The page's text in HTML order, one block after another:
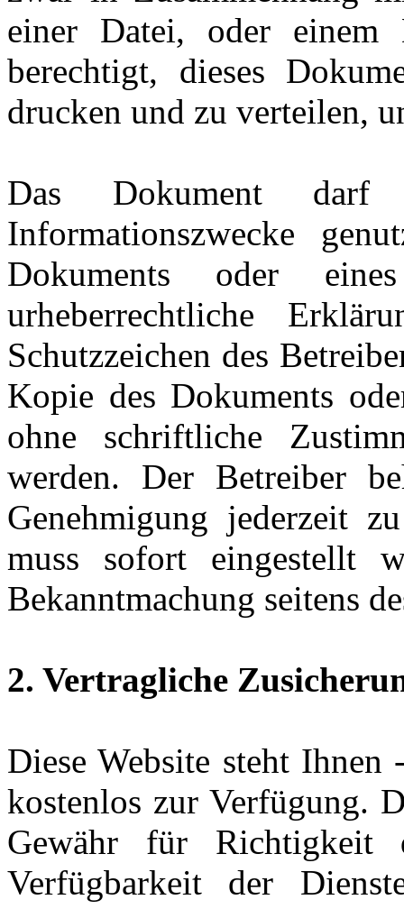
einer Datei, oder einem
berechtigt, dieses
drucken und zu verteilen,
Das Dokument darf
Informationszwecke
Dokuments oder
urheberrechtliche
Schutzzeichen des
Kopie des Dokuments
ohne schriftliche
werden. Der Betreiber
Genehmigung jederzeit
muss sofort eingestellt
Bekanntmachung seitens
2. Vertragliche
Diese Website steht
kostenlos zur Verfügung.
Gewähr für Richtigkeit
Verfügbarkeit der